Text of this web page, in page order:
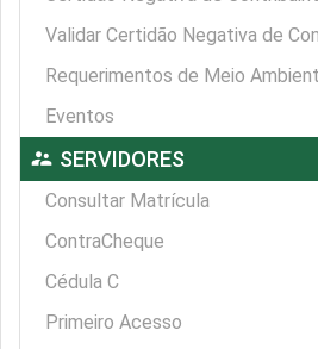
Validar Certidão Negativa de
Requerimentos de Meio
Eventos
supervisor_account SERVIDORES
Consultar Matrícula
ContraCheque
Cédula C
Primeiro Acesso